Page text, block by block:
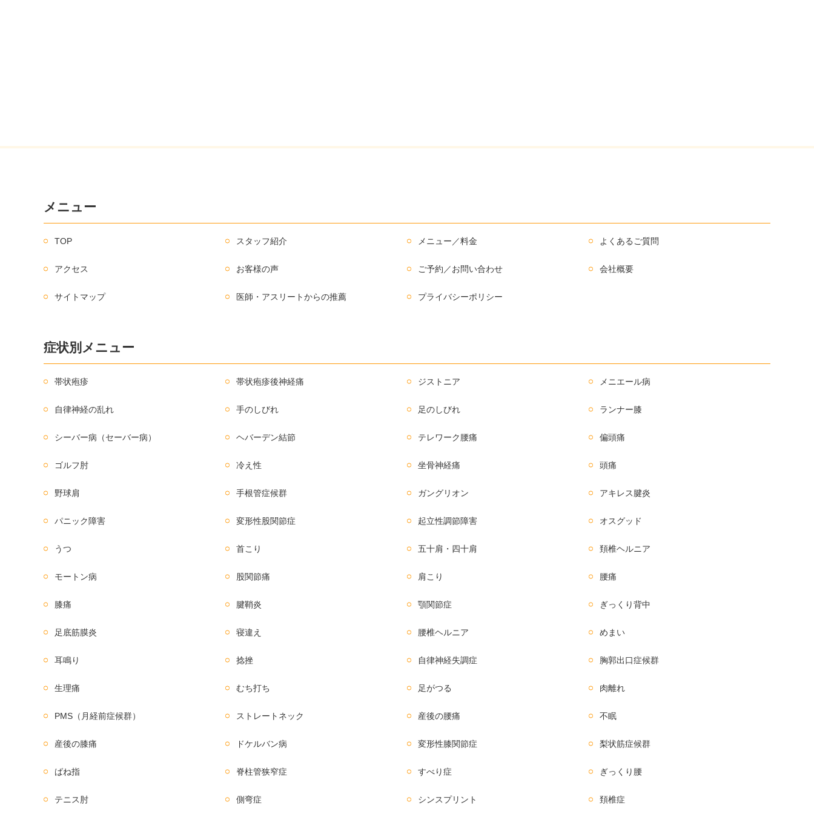
メニュー
TOP スタッフ紹介 メニュー／料金 よくあるご質問
アクセス お客様の声 ご予約／お問い合わせ 会社概要
サイトマップ 医師・アスリートからの推薦 プライバシーポリシー
症状別メニュー
帯状疱疹 帯状疱疹後神経痛 ジストニア メニエール病
自律神経の乱れ 手のしびれ 足のしびれ ランナー膝
シーバー病（セーバー病） ヘバーデン結節 テレワーク腰痛 偏頭痛
ゴルフ肘 冷え性 坐骨神経痛 頭痛
野球肩 手根管症候群 ガングリオン アキレス腱炎
パニック障害 変形性股関節症 起立性調節障害 オスグッド
うつ 首こり 五十肩・四十肩 頚椎ヘルニア
モートン病 股関節痛 肩こり 腰痛
膝痛 腱鞘炎 顎関節症 ぎっくり背中
足底筋膜炎 寝違え 腰椎ヘルニア めまい
耳鳴り 捻挫 自律神経失調症 胸郭出口症候群
生理痛 むち打ち 足がつる 肉離れ
PMS（月経前症候群） ストレートネック 産後の腰痛 不眠
産後の膝痛 ドケルバン病 変形性膝関節症 梨状筋症候群
ばね指 脊柱管狭窄症 すべり症 ぎっくり腰
テニス肘 側弯症 シンスプリント 頚椎症